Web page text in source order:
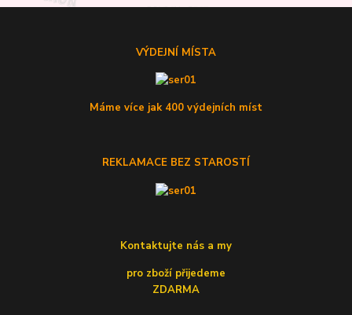
VÝDEJNÍ MÍSTA
Máme více jak 400 výdejních míst
REKLAMACE BEZ STAROSTÍ
Kontaktujte nás a my
pro zboží přijedeme
ZDARMA